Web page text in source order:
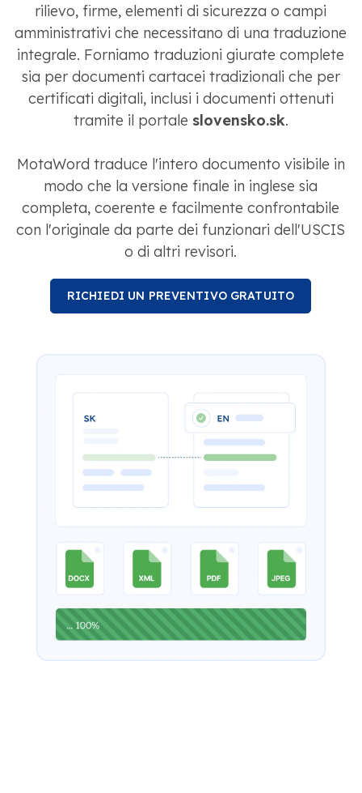
rilievo, firme, elementi di sicurezza o campi
amministrativi che necessitano di una traduzione
integrale. Forniamo traduzioni giurate complete
sia per documenti cartacei tradizionali che per
certificati digitali, inclusi i documenti ottenuti
tramite il portale slovensko.sk.
MotaWord traduce l'intero documento visibile in
modo che la versione finale in inglese sia
completa, coerente e facilmente confrontabile
con l'originale da parte dei funzionari dell'USCIS
o di altri revisori.
RICHIEDI UN PREVENTIVO GRATUITO